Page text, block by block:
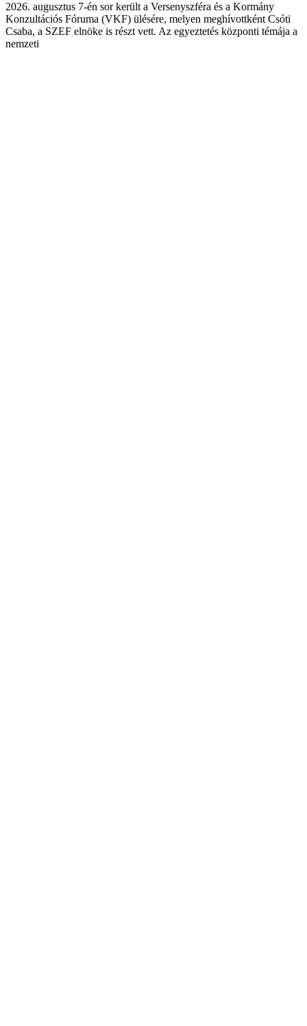
2026. augusztus 7-én sor került a Versenyszféra és a Kormány
Konzultációs Fóruma (VKF) ülésére, melyen meghívottként Csóti
Csaba, a SZEF elnöke is részt vett. Az egyeztetés központi témája a
nemzeti